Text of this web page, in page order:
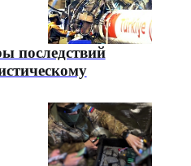
последствий